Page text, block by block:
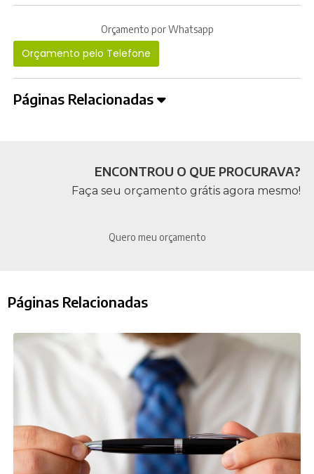
Orçamento por Whatsapp
Orçamento pelo Telefone
Páginas Relacionadas
ENCONTROU O QUE PROCURAVA?
Faça seu orçamento grátis agora mesmo!
Quero meu orçamento
Páginas Relacionadas